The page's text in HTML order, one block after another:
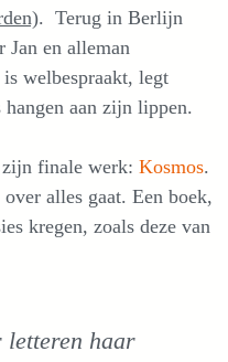
. Terug in Berlijn
Jan en alleman
welbespraakt, legt
hangen aan zijn lippen.
zijn finale werk: Kosmos.
alles gaat. Een boek,
kregen, zoals deze van
letteren haar